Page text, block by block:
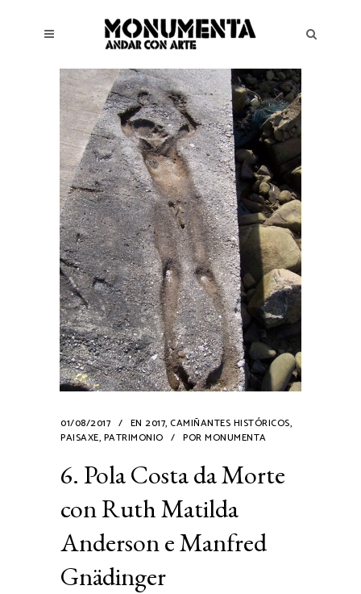
01/08/2017 EN 2017, CAMIÑANTES HISTÓRICOS,
PAISAXE, PATRIMONIO POR MONUMENTA
6. Pola Costa da Morte
con Ruth Matilda
Anderson e Manfred
Gnädinger